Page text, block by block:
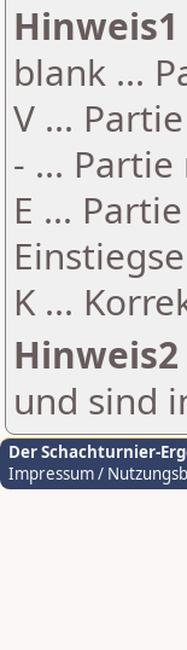
Hinweis1
blank ...
V ...
- ...
E ...
K ...
Hinweis2
und sind
Der Schachturnier-
Impressum /